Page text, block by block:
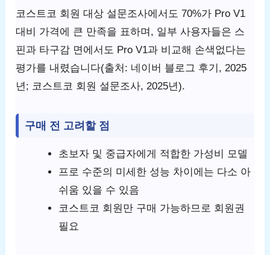
코스트코 회원 대상 설문조사에서도 70%가 Pro V1
대비 가격에 큰 만족을 표하며, 일부 사용자들은 스
핀과 타구감 면에서도 Pro V1과 비교해 손색없다는
평가를 내렸습니다(출처: 네이버 블로그 후기, 2025
년; 코스트코 회원 설문조사, 2025년).
구매 전 고려할 점
초보자 및 중급자에게 적합한 가성비 모델
프로 수준의 미세한 성능 차이에는 다소 아
쉬움 있을 수 있음
코스트코 회원만 구매 가능하므로 회원권
필요